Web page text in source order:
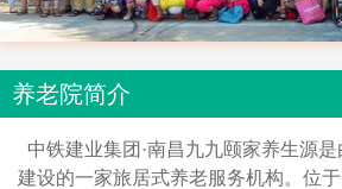
养老院简介
中铁建业集团·南昌九九颐家养生源
建设的一家旅居式养老服务机构。位